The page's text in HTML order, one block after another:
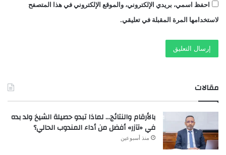
احفظ اسمي، بريدي الإلكتروني، والموقع الإلكتروني في هذا المتصفح
لاستخدامها المرة المقبلة في تعليقي.
مقالات
بالأرقام والنتائج… لماذا تبدو حصيلة الشيخ ولد بده
في «تآزر» أفضل من أداء المندوب الحالي؟
منذ أسبوعين